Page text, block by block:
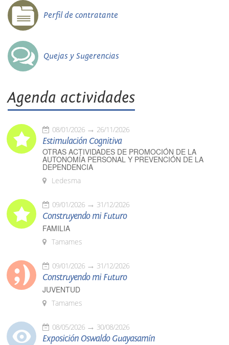
Perfil de contratante
Quejas y Sugerencias
Agenda actividades
08/01/2026 26/11/2026
Estimulación Cognitiva
OTRAS ACTIVIDADES DE PROMOCIÓN DE LA
AUTONOMÍA PERSONAL Y PREVENCIÓN DE LA
DEPENDENCIA
Ledesma
09/01/2026 31/12/2026
Construyendo mi Futuro
FAMILIA
Tamames
09/01/2026 31/12/2026
Construyendo mi Futuro
JUVENTUD
Tamames
08/05/2026 30/08/2026
Exposición Oswaldo Guayasamín